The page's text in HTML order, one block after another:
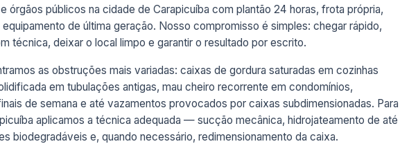
órgãos públicos na cidade de Carapicuíba com plantão 24 horas, frota própria,
de última geração. Nosso compromisso é simples: chegar rápido,
técnica, deixar o local limpo e garantir o resultado por escrito.
as obstruções mais variadas: caixas de gordura saturadas em cozinhas
em tubulações antigas, mau cheiro recorrente em condomínios,
de semana e até vazamentos provocados por caixas subdimensionadas. Para
aplicamos a técnica adequada — sucção mecânica, hidrojateamento de até
biodegradáveis e, quando necessário, redimensionamento da caixa.